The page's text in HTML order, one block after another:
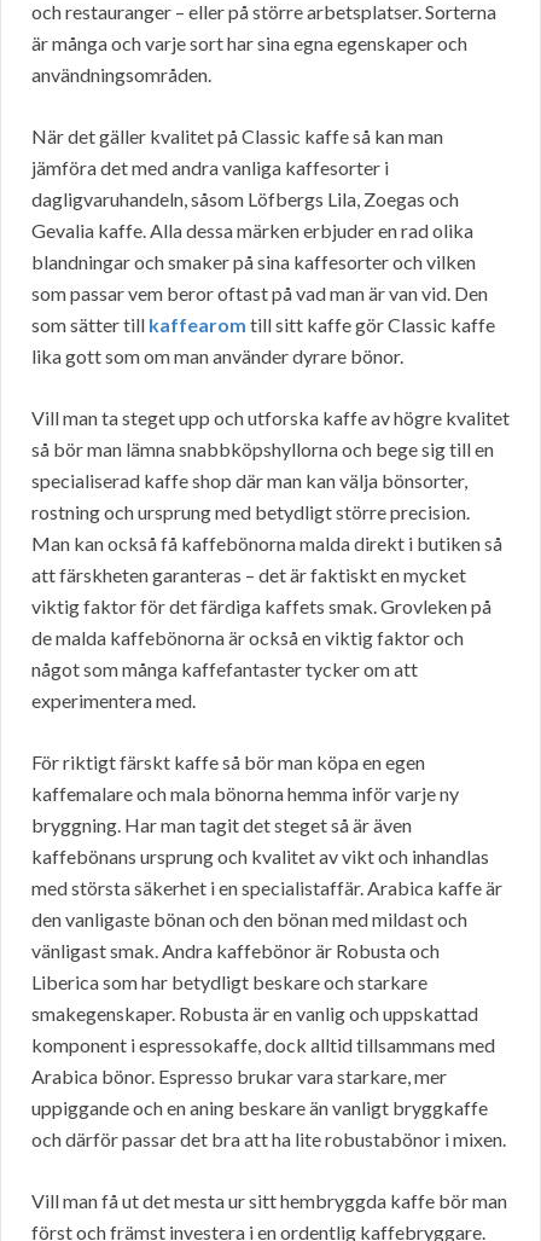
och restauranger – eller på större arbetsplatser. Sorterna
är många och varje sort har sina egna egenskaper och
användningsområden.
När det gäller kvalitet på Classic kaffe så kan man
jämföra det med andra vanliga kaffesorter i
dagligvaruhandeln, såsom Löfbergs Lila, Zoegas och
Gevalia kaffe. Alla dessa märken erbjuder en rad olika
blandningar och smaker på sina kaffesorter och vilken
som passar vem beror oftast på vad man är van vid. Den
som sätter till kaffearom till sitt kaffe gör Classic kaffe
lika gott som om man använder dyrare bönor.
Vill man ta steget upp och utforska kaffe av högre kvalitet
så bör man lämna snabbköpshyllorna och bege sig till en
specialiserad kaffe shop där man kan välja bönsorter,
rostning och ursprung med betydligt större precision.
Man kan också få kaffebönorna malda direkt i butiken så
att färskheten garanteras – det är faktiskt en mycket
viktig faktor för det färdiga kaffets smak. Grovleken på
de malda kaffebönorna är också en viktig faktor och
något som många kaffefantaster tycker om att
experimentera med.
För riktigt färskt kaffe så bör man köpa en egen
kaffemalare och mala bönorna hemma inför varje ny
bryggning. Har man tagit det steget så är även
kaffebönans ursprung och kvalitet av vikt och inhandlas
med största säkerhet i en specialistaffär. Arabica kaffe är
den vanligaste bönan och den bönan med mildast och
vänligast smak. Andra kaffebönor är Robusta och
Liberica som har betydligt beskare och starkare
smakegenskaper. Robusta är en vanlig och uppskattad
komponent i espressokaffe, dock alltid tillsammans med
Arabica bönor. Espresso brukar vara starkare, mer
uppiggande och en aning beskare än vanligt bryggkaffe
och därför passar det bra att ha lite robustabönor i mixen.
Vill man få ut det mesta ur sitt hembryggda kaffe bör man
först och främst investera i en ordentlig kaffebryggare.